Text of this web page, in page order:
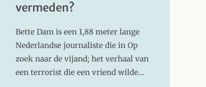
vermeden?
Bette Dam is een 1,88 meter lange
Nederlandse journaliste die in Op
zoek naar de vijand; het verhaal van
een terrorist die een vriend wilde…